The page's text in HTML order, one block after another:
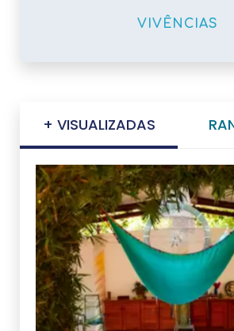
VIVÊNCIAS
+ VISUALIZADAS